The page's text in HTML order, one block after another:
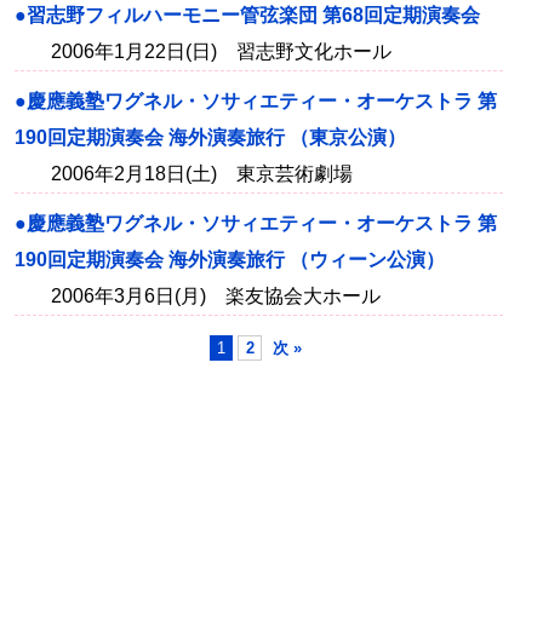
●習志野フィルハーモニー管弦楽団 第68回定期演奏会
2006年1月22日(日) 習志野文化ホール
●慶應義塾ワグネル・ソサィエティー・オーケストラ 第
190回定期演奏会 海外演奏旅行 （東京公演）
2006年2月18日(土) 東京芸術劇場
●慶應義塾ワグネル・ソサィエティー・オーケストラ 第
190回定期演奏会 海外演奏旅行 （ウィーン公演）
2006年3月6日(月) 楽友協会大ホール
1 2 次 »